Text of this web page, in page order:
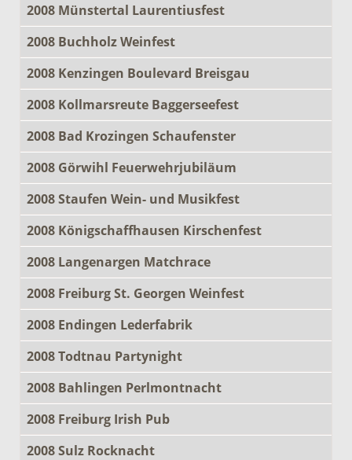
2008 Münstertal Laurentiusfest
2008 Buchholz Weinfest
2008 Kenzingen Boulevard Breisgau
2008 Kollmarsreute Baggerseefest
2008 Bad Krozingen Schaufenster
2008 Görwihl Feuerwehrjubiläum
2008 Staufen Wein- und Musikfest
2008 Königschaffhausen Kirschenfest
2008 Langenargen Matchrace
2008 Freiburg St. Georgen Weinfest
2008 Endingen Lederfabrik
2008 Todtnau Partynight
2008 Bahlingen Perlmontnacht
2008 Freiburg Irish Pub
2008 Sulz Rocknacht